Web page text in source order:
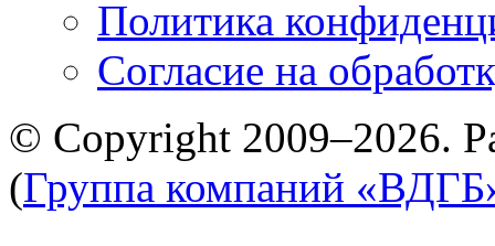
Политика
Cогласие на
© Copyright 2009–2026.
(Группа компаний